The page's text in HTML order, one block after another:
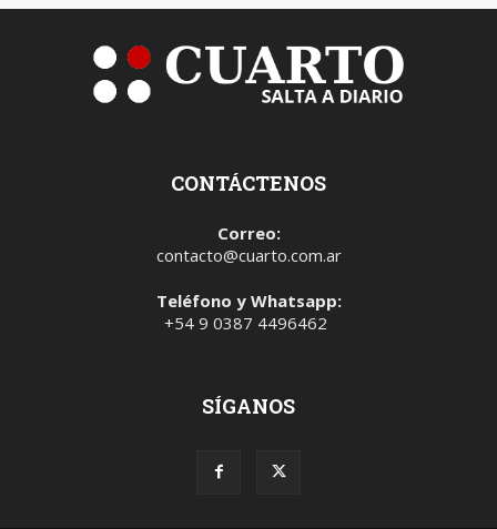
CONTÁCTENOS
Correo:
contacto@cuarto.com.ar
Teléfono y Whatsapp:
+54 9 0387 4496462
SÍGANOS